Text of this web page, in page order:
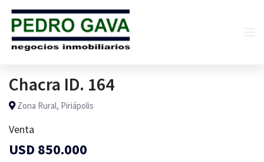
Chacra ID. 164
Zona Rural, Piriápolis
Venta
USD 850.000